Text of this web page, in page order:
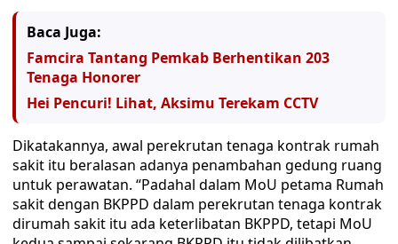
Baca Juga:
Famcira Tantang Pemkab Berhentikan 203
Tenaga Honorer
Hei Pencuri! Lihat, Aksimu Terekam CCTV
Dikatakannya, awal perekrutan tenaga kontrak rumah
sakit itu beralasan adanya penambahan gedung ruang
untuk perawatan. “Padahal dalam MoU petama Rumah
sakit dengan BKPPD dalam perekrutan tenaga kontrak
dirumah sakit itu ada keterlibatan BKPPD, tetapi MoU